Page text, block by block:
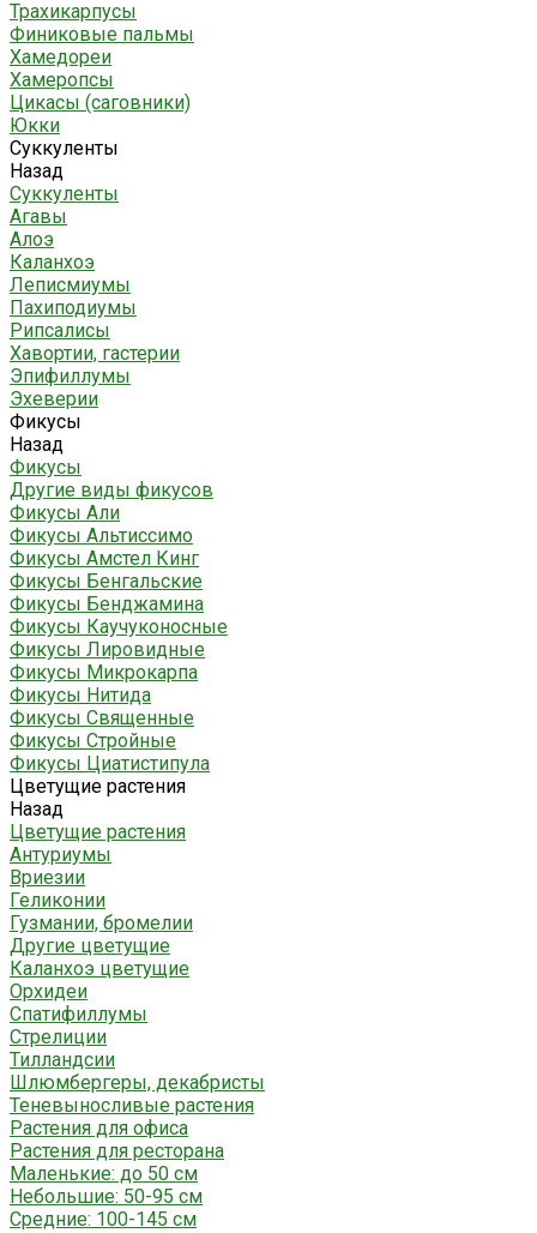
Трахикарпусы
Финиковые пальмы
Хамедореи
Хамеропсы
Цикасы (саговники)
Юкки
Суккуленты
Назад
Суккуленты
Агавы
Алоэ
Каланхоэ
Леписмиумы
Пахиподиумы
Рипсалисы
Хавортии, гастерии
Эпифиллумы
Эхеверии
Фикусы
Назад
Фикусы
Другие виды фикусов
Фикусы Али
Фикусы Альтиссимо
Фикусы Амстел Кинг
Фикусы Бенгальские
Фикусы Бенджамина
Фикусы Каучуконосные
Фикусы Лировидные
Фикусы Микрокарпа
Фикусы Нитида
Фикусы Священные
Фикусы Стройные
Фикусы Циатистипула
Цветущие растения
Назад
Цветущие растения
Антуриумы
Вриезии
Геликонии
Гузмании, бромелии
Другие цветущие
Каланхоэ цветущие
Орхидеи
Спатифиллумы
Стрелиции
Тилландсии
Шлюмбергеры, декабристы
Теневыносливые растения
Растения для офиса
Растения для ресторана
Маленькие: до 50 см
Небольшие: 50-95 см
Средние: 100-145 см